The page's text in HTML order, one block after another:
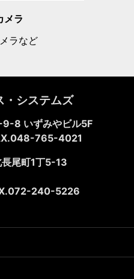
メラ
ラなど
・システムズ
9-8 いずみやビル5F
765-4021
長尾町1丁5-13
240-5226